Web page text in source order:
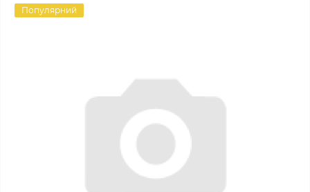
Популярний